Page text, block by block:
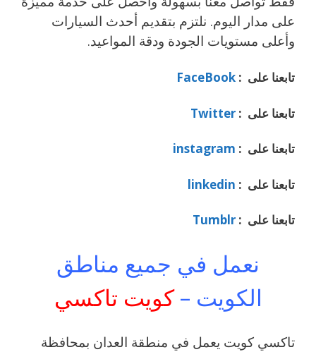
على مدار اليوم. نلتزم بتقديم أحدث السيارات
وأعلى مستويات الجودة ودقة المواعيد.
تابعنا على : FaceBook
تابعنا على : Twitter
تابعنا على : instagram
تابعنا على : linkedin
تابعنا على : Tumblr
نعمل في جميع مناطق
الكويت –كويت تاكسي
تاكسي كويت يعمل في منطقة العدان بمحافظة